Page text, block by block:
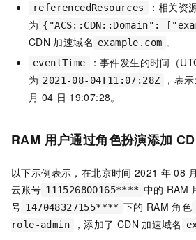
referencedResources
：相关资
为 {"ACS::CDN::Domain":
CDN 加速域名 example.com 。
eventTime ：事件发生的时间（
为 2021-08-04T11:07:28Z ，表
月 04 日 19:07:28。
RAM 用户通过角色扮演添加
以下示例表示，在北京时间 2021 年 08 月
云账号 111526800165**** 中的 RAM
号 147048327155**** 下的 RAM 角色
role-admin
，添加了 CDN 加速域名